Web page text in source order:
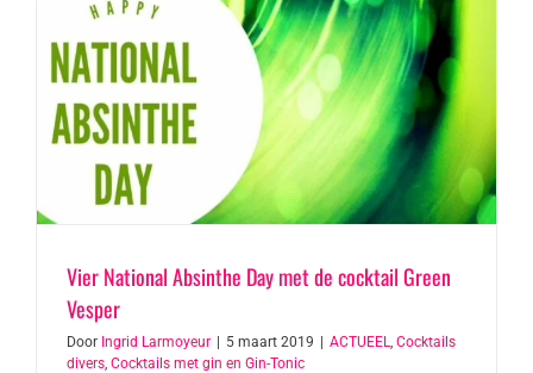
Vier National Absinthe Day met de cocktail Green
Vesper
Door Ingrid Larmoyeur 5 maart 2019 ACTUEEL, Cocktails
divers, Cocktails met gin en Gin-Tonic